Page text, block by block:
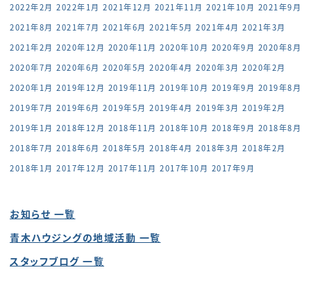
2022年2月 2022年1月 2021年12月 2021年11月 2021年10月 2021年9月
2021年8月 2021年7月 2021年6月 2021年5月 2021年4月 2021年3月
2021年2月 2020年12月 2020年11月 2020年10月 2020年9月 2020年8月
2020年7月 2020年6月 2020年5月 2020年4月 2020年3月 2020年2月
2020年1月 2019年12月 2019年11月 2019年10月 2019年9月 2019年8月
2019年7月 2019年6月 2019年5月 2019年4月 2019年3月 2019年2月
2019年1月 2018年12月 2018年11月 2018年10月 2018年9月 2018年8月
2018年7月 2018年6月 2018年5月 2018年4月 2018年3月 2018年2月
2018年1月 2017年12月 2017年11月 2017年10月 2017年9月
お知らせ 一覧
青木ハウジングの地域活動 一覧
スタッフブログ 一覧